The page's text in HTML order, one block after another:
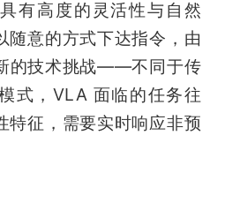
有高度的灵活性与自然
随意的方式下达指令，由
的技术挑战——不同于传
式，VLA 面临的任务往
特征，需要实时响应非预